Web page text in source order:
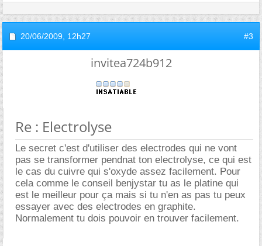
20/06/2009, 12h27 #3
invitea724b912
Re : Electrolyse
Le secret c'est d'utiliser des electrodes qui ne vont
pas se transformer pendnat ton electrolyse, ce qui est
le cas du cuivre qui s'oxyde assez facilement. Pour
cela comme le conseil benjystar tu as le platine qui
est le meilleur pour ça mais si tu n'en as pas tu peux
essayer avec des electrodes en graphite.
Normalement tu dois pouvoir en trouver facilement.